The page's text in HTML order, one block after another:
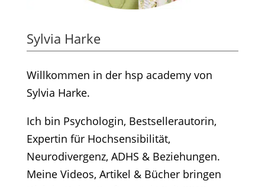
Sylvia Harke
Willkommen in der hsp academy von
Sylvia Harke.
Ich bin Psychologin, Bestsellerautorin,
Expertin für Hochsensibilität,
Neurodivergenz, ADHS & Beziehungen.
Meine Videos, Artikel & Bücher bringen